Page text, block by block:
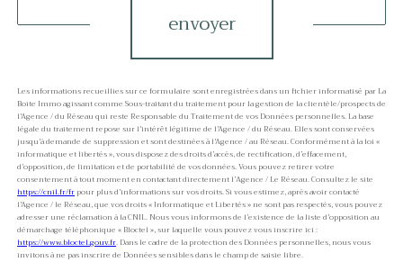
envoyer
Les informations recueillies sur ce formulaire sont enregistrées dans un fichier informatisé par La
Boite Immo agissant comme Sous-traitant du traitement pour la gestion de la clientèle/prospects de
l'Agence / du Réseau qui reste Responsable du Traitement de vos Données personnelles. La base
légale du traitement repose sur l'intérêt légitime de l'Agence / du Réseau. Elles sont conservées
jusqu'à demande de suppression et sont destinées à l'Agence / au Réseau. Conformément à la loi «
informatique et libertés », vous disposez des droits d’accès, de rectification, d’effacement,
d’opposition, de limitation et de portabilité de vos données. Vous pouvez retirer votre
consentement à tout moment en contactant directement l’Agence / Le Réseau. Consultez le site
https://cnil.fr/fr pour plus d’informations sur vos droits. Si vous estimez, après avoir contacté
l'Agence / le Réseau, que vos droits « Informatique et Libertés » ne sont pas respectés, vous pouvez
adresser une réclamation à la CNIL. Nous vous informons de l’existence de la liste d'opposition au
démarchage téléphonique « Bloctel », sur laquelle vous pouvez vous inscrire ici :
https://www.bloctel.gouv.fr. Dans le cadre de la protection des Données personnelles, nous vous
invitons à ne pas inscrire de Données sensibles dans le champ de saisie libre.